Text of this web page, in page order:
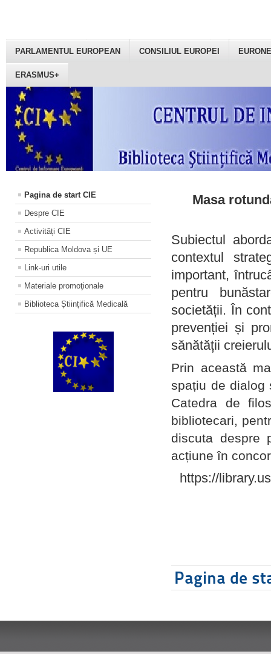
PARLAMENTUL EUROPEAN CONSILIUL EUROPEI
ERASMUS+
Pagina de start CIE
Despre CIE
Activități CIE
Republica Moldova și UE
Link-uri utile
Materiale promoţionale
Biblioteca Științifică Medicală
Masa
Subiectul
contextul
important,
pentru
societății. În
prevenției și
sănătății
Prin această
spațiu de dialog
Catedra de
bibliotecari,
discuta despre
acțiune în
https://
Pagina de